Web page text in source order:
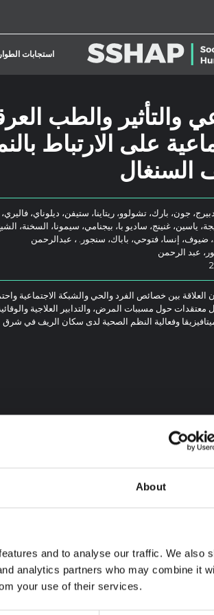
About
and to analyse our traffic. We also
analytics partners who may combine it
your use of their services.
استجابات
والتأثير والطب
على الارتباط
السنغال
جون، بارك، تشولوو، ريتاينا، ستيفن، ديلوناي، فاليري،
ياسين، غنينج، ساديو با، بيجنامي، سيمونا، السخنة،
ضيوف، إنسا، فتوحي، باباك، سنجور. ، عبدالرحمن
عبد الرحمن
بين خصائص الفرد والحي والشبكة الاجتماعية
حول مسببات المرض، والتدابير العلاجية
وفعالية النظم الصحية لدى سكان الريف في شرق